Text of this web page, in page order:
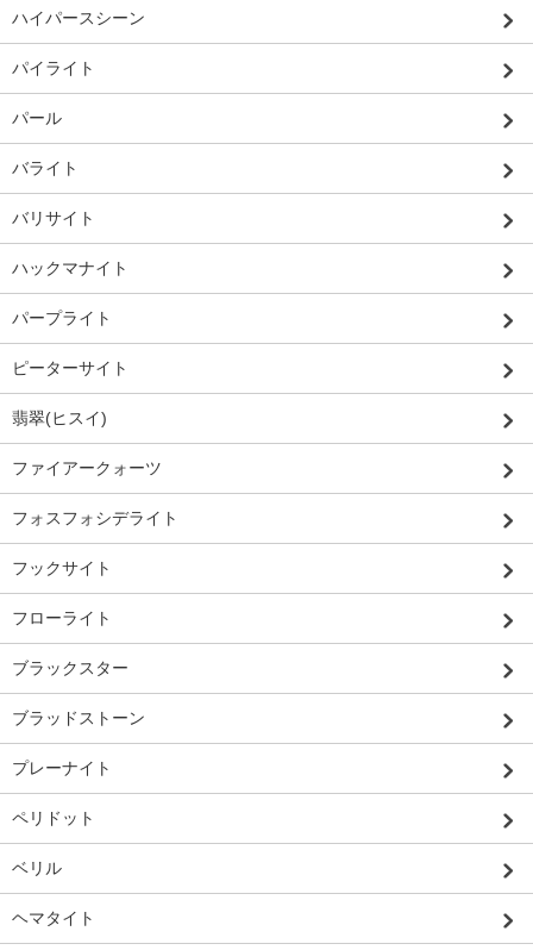
ハイパースシーン
パイライト
パール
バライト
バリサイト
ハックマナイト
パープライト
ピーターサイト
翡翠(ヒスイ)
ファイアークォーツ
フォスフォシデライト
フックサイト
フローライト
ブラックスター
ブラッドストーン
プレーナイト
ペリドット
ベリル
ヘマタイト